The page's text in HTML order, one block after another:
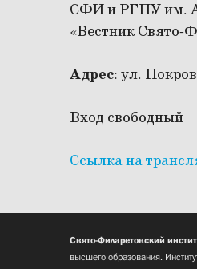
СФИ и РГПУ им. А.
«Вестник Свято-
Адрес: ул.
Вход свободный
Ссылка на
Свято-Филаретовский
высшего образования.